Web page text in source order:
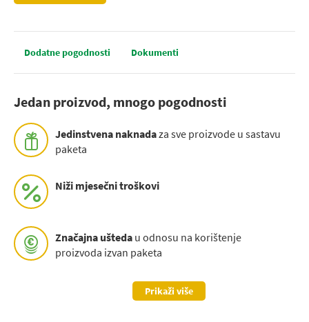
Dodatne pogodnosti Dokumenti
Jedan proizvod, mnogo pogodnosti
Jedinstvena naknadaza sve proizvode u sastavu
paketa
Niži mjesečni troškovi
Značajna ušteda u odnosu na korištenje
proizvoda izvan paketa
Prikaži više